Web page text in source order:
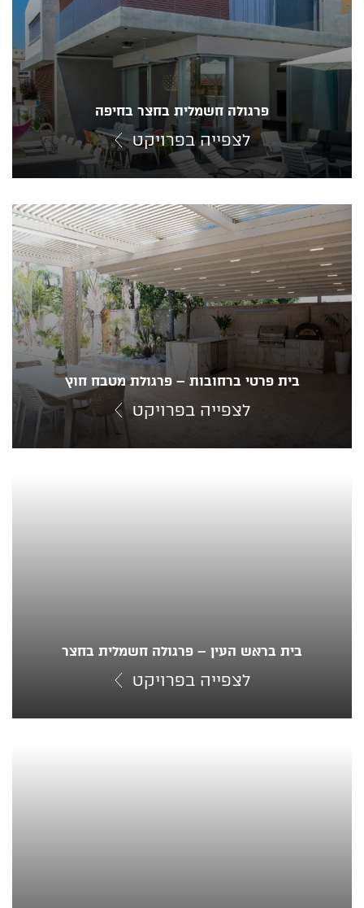
פרגולה חשמלית בחצר בחיפה
לצפייה בפרויקט
בית פרטי ברחובות – פרגולת מטבח חוץ
לצפייה בפרויקט
בית בראש העין – פרגולה חשמלית בחצר
לצפייה בפרויקט